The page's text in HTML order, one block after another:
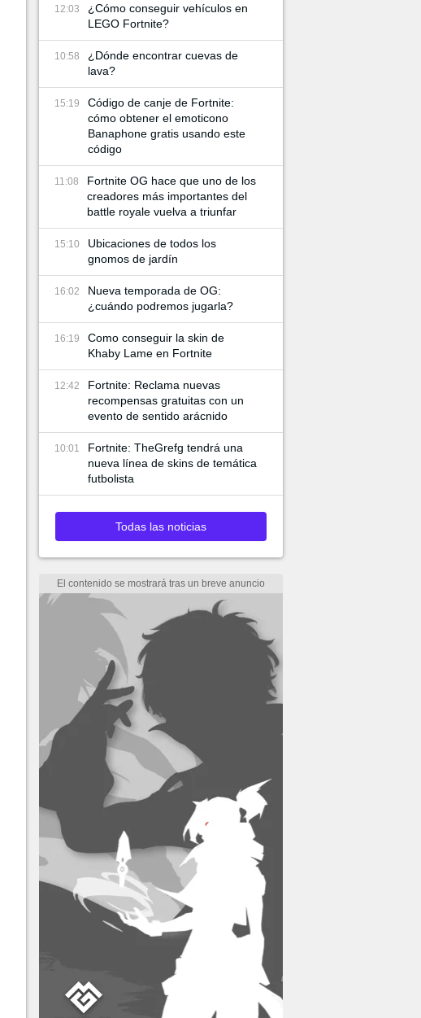
12:03
¿Cómo conseguir vehículos en
LEGO Fortnite?
10:58
¿Dónde encontrar cuevas de
lava?
15:19
Código de canje de Fortnite:
cómo obtener el emoticono
Banaphone gratis usando este
código
11:08
Fortnite OG hace que uno de los
creadores más importantes del
battle royale vuelva a triunfar
15:10
Ubicaciones de todos los
gnomos de jardín
16:02
Nueva temporada de OG:
¿cuándo podremos jugarla?
16:19
Como conseguir la skin de
Khaby Lame en Fortnite
12:42
Fortnite: Reclama nuevas
recompensas gratuitas con un
evento de sentido arácnido
10:01
Fortnite: TheGrefg tendrá una
nueva línea de skins de temática
futbolista
Todas las noticias